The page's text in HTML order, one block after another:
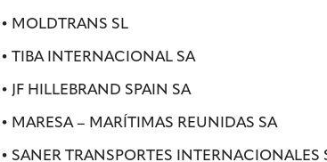
• MOLDTRANS SL
• TIBA INTERNACIONAL SA
• JF HILLEBRAND SPAIN SA
• MARESA – MARÍTIMAS REUNIDAS SA
• SANER TRANSPORTES INTERNACIONALES